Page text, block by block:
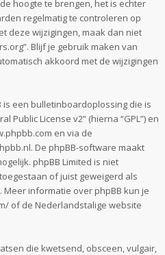
hoogte te brengen, het is echter
regelmatig te controleren op
deze wijzigingen, maak dan niet
Blijf je gebruik maken van
akkoord met de wijzigingen
is een bulletinboardoplossing die is
Public License v2” (hierna “GPL”) en
en via de
. De phpBB-software maakt
phpBB Limited is niet
of juist geweigerd als
informatie over phpBB kun je
of de Nederlandstalige website
die kwetsend, obsceen, vulgair,